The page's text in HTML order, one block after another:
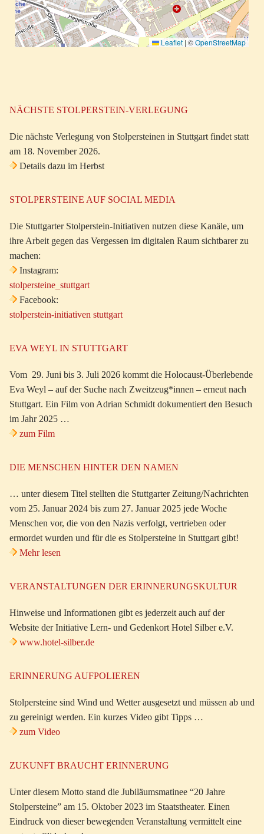
Leaflet | ©OpenStreetMap
NÄCHSTE STOLPERSTEIN-VERLEGUNG
Die nächste Verlegung von Stolpersteinen in Stuttgart findet statt
am 18. November 2026.
Details dazu im Herbst
STOLPERSTEINE AUF SOCIAL MEDIA
Die Stuttgarter Stolperstein-Initiativen nutzen diese Kanäle, um
ihre Arbeit gegen das Vergessen im digitalen Raum sichtbarer zu
machen:
Instagram:
stolpersteine_stuttgart
Facebook:
stolperstein-initiativen stuttgart
EVA WEYL IN STUTTGART
Vom 29. Juni bis 3. Juli 2026 kommt die Holocaust-Überlebende
Eva Weyl – auf der Suche nach Zweitzeug*innen – erneut nach
Stuttgart. Ein Film von Adrian Schmidt dokumentiert den Besuch
im Jahr 2025 …
zum Film
DIE MENSCHEN HINTER DEN NAMEN
… unter diesem Titel stellten die Stuttgarter Zeitung/Nachrichten
vom 25. Januar 2024 bis zum 27. Januar 2025 jede Woche
Menschen vor, die von den Nazis verfolgt, vertrieben oder
ermordet wurden und für die es Stolpersteine in Stuttgart gibt!
Mehr lesen
VERANSTALTUNGEN DER ERINNERUNGSKULTUR
Hinweise und Informationen gibt es jederzeit auch auf der
Website der Initiative Lern- und Gedenkort Hotel Silber e.V.
www.hotel-silber.de
ERINNERUNG AUFPOLIEREN
Stolpersteine sind Wind und Wetter ausgesetzt und müssen ab und
zu gereinigt werden. Ein kurzes Video gibt Tipps …
zum Video
ZUKUNFT BRAUCHT ERINNERUNG
Unter diesem Motto stand die Jubiläumsmatinee “20 Jahre
Stolpersteine” am 15. Oktober 2023 im Staatstheater. Einen
Eindruck von dieser bewegenden Veranstaltung vermittelt eine